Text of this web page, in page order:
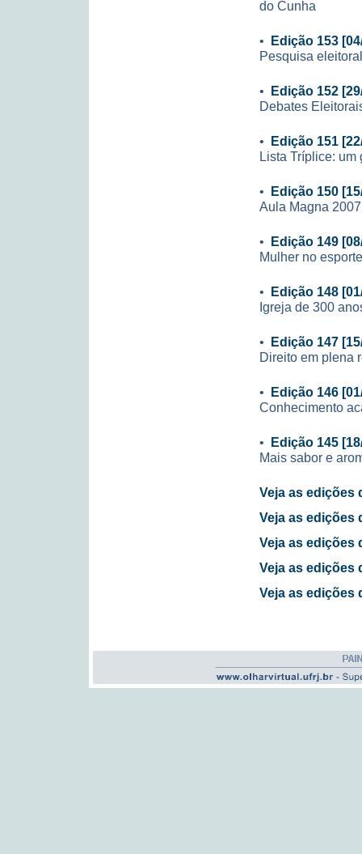
do Cunha
• Edição 153
Pesquisa
• Edição 152
Debates
• Edição 151
Lista Tríplice:
• Edição 150
Aula Magna 2007
• Edição 149
Mulher no
• Edição 148
Igreja de 300
• Edição 147
Direito em plena
• Edição 146
Conhecimento
• Edição 145
Mais sabor e
Veja as edições
Veja as edições
Veja as edições
Veja as edições
Veja as edições